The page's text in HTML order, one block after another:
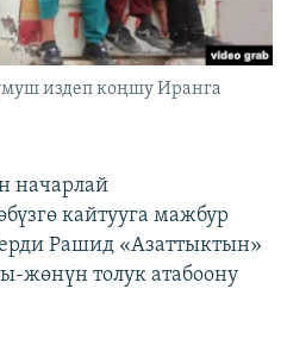
издеп коңшу Иранга
начарлай
кайтууга мажбур
Рашид «Азаттыктын»
жөнүн толук атабоону